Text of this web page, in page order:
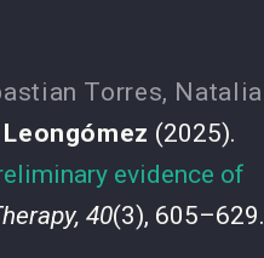
Torres, Natalia
(2025).
evidence of
40(3), 605–629.